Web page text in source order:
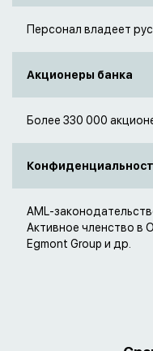
Персонал владеет
Акционеры банка
Более 330 000
AML-
Активное членство в
Egmont Group и др.